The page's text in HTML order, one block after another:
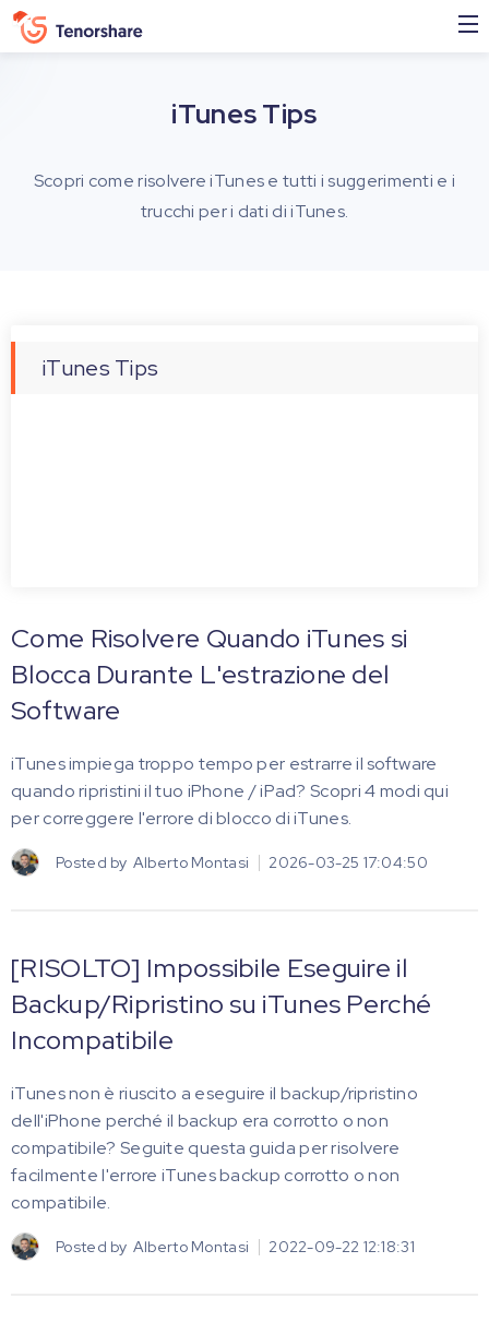
iTunes Tips
Scopri come risolvere iTunes e tutti i suggerimenti e i
trucchi per i dati di iTunes.
iTunes Tips
Come Risolvere Quando iTunes si
Blocca Durante L'estrazione del
Software
iTunes impiega troppo tempo per estrarre il software
quando ripristini il tuo iPhone / iPad? Scopri 4 modi qui
per correggere l'errore di blocco di iTunes.
Posted by Alberto Montasi 2026-03-25 17:04:50
[RISOLTO] Impossibile Eseguire il
Backup/Ripristino su iTunes Perché
Incompatibile
iTunes non è riuscito a eseguire il backup/ripristino
dell'iPhone perché il backup era corrotto o non
compatibile? Seguite questa guida per risolvere
facilmente l'errore iTunes backup corrotto o non
compatibile.
Posted by Alberto Montasi 2022-09-22 12:18:31